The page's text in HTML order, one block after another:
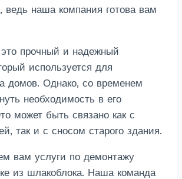
ведь наша компания готова вам
прочный и надежный
используется для
домов. Однако, со временем
необходимость в его
может быть связано как с
так и с сносом старого здания.
вам услуги по демонтажу
из шлакоблока. Наша команда